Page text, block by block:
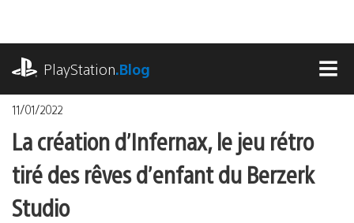
contenu
PlayStation.Blog
11/01/2022
La création d’Infernax, le jeu rétro
tiré des rêves d’enfant du Berzerk
Studio